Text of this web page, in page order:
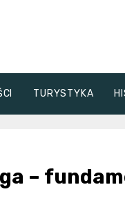
TURYSTYKA
–